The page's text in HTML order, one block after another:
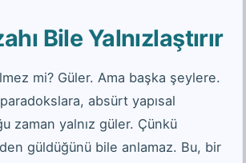
Bile Yalnızlaştırır
mi? Güler. Ama başka şeylere.
absürt yapısal
zaman yalnız güler. Çünkü
güldüğünü bile anlamaz. Bu, bir